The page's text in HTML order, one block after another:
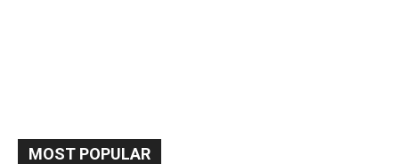
MOST POPULAR